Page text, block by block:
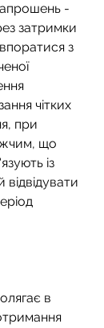
-
затримки
з
чітких
при
що
із
в